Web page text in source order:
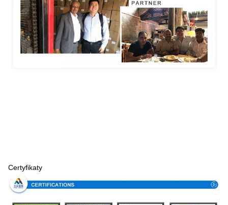
Certyfikaty